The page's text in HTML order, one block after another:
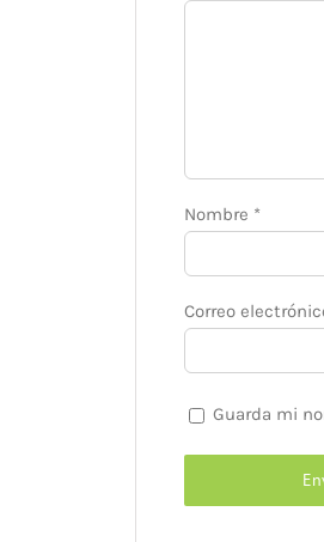
Nombre *
Correo
Guarda mi